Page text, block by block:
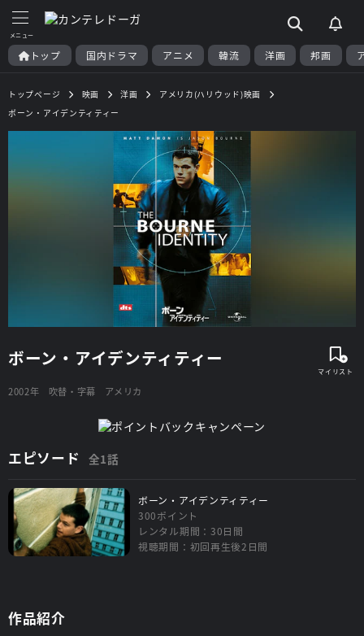
トップ 国内ドラマ アニメ 韓流 洋画 邦画
トップページ 映画 洋画
アメリカ(ハリウッド)映画
ボーン・アイデンティティー
ボーン・アイデンティティー
2002年 吹替・字幕 アメリカ
エピソード 全1話
ボーン・アイデンティティー
300ポイント
レンタル期間：30日間
視聴期間：初回再生後2日間
作品紹介